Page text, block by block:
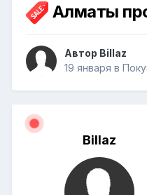
Алматы
Автор Billaz
19 января в
Billaz